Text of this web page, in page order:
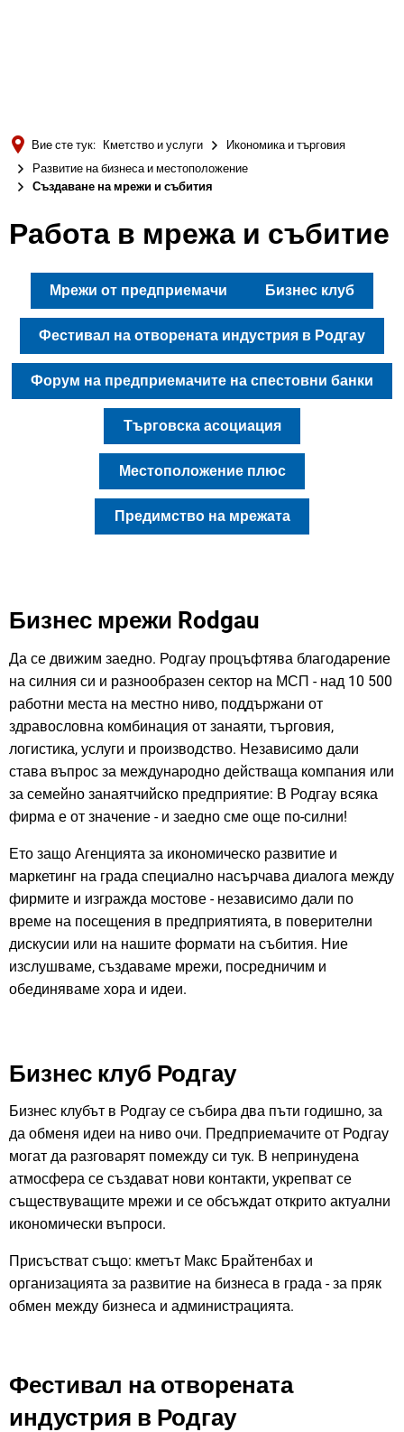
Български
Вие сте тук: Кметство и услуги
Икономика и търговия
Развитие на бизнеса и местоположение
Създаване на мрежи и събития
Създаване
на
мрежи
събития
Работа в мрежа и събитие
Мрежи от предприемачи Бизнес клуб
Фестивал на отворената индустрия в Родгау
Форум на предприемачите на спестовни банки
Търговска асоциация
Местоположение плюс
Предимство на мрежата
Бизнес мрежи Rodgau
Да се движим заедно. Родгау процъфтява благодарение
на силния си и разнообразен сектор на МСП - над 10 500
работни места на местно ниво, поддържани от
здравословна комбинация от занаяти, търговия,
логистика, услуги и производство. Независимо дали
става въпрос за международно действаща компания или
за семейно занаятчийско предприятие: В Родгау всяка
фирма е от значение - и заедно сме още по-силни!
Ето защо Агенцията за икономическо развитие и
маркетинг на града специално насърчава диалога между
фирмите и изгражда мостове - независимо дали по
време на посещения в предприятията, в поверителни
дискусии или на нашите формати на събития. Ние
изслушваме, създаваме мрежи, посредничим и
обединяваме хора и идеи.
Бизнес клуб Родгау
Бизнес клубът в Родгау се събира два пъти годишно, за
да обменя идеи на ниво очи. Предприемачите от Родгау
могат да разговарят помежду си тук. В непринудена
атмосфера се създават нови контакти, укрепват се
съществуващите мрежи и се обсъждат открито актуални
икономически въпроси.
Присъстват също: кметът Макс Брайтенбах и
организацията за развитие на бизнеса в града - за пряк
обмен между бизнеса и администрацията.
Фестивал на отворената
индустрия в Родгау